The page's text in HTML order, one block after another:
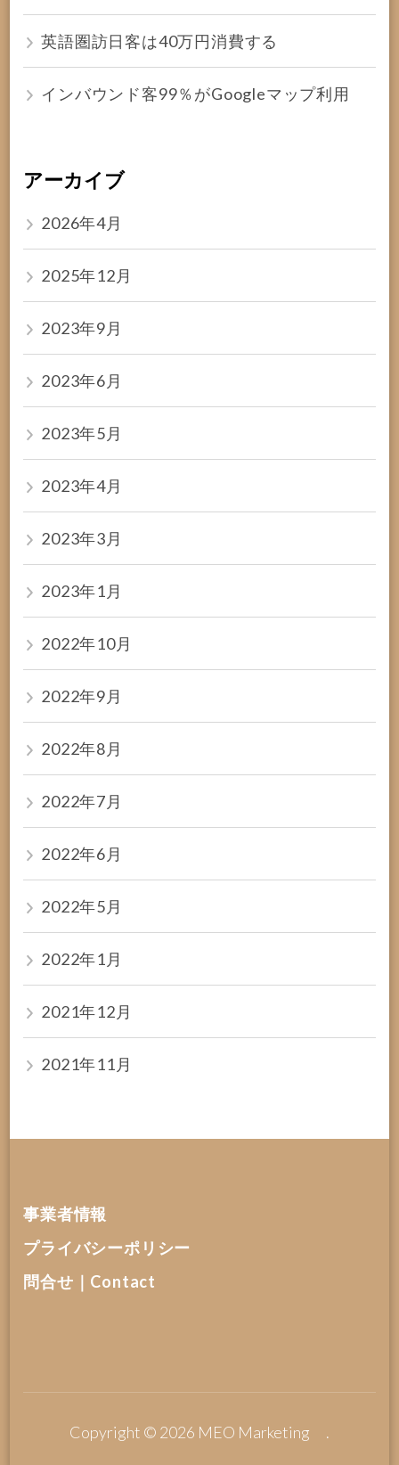
英語圏訪日客は40万円消費する
インバウンド客99％がGoogleマップ利用
アーカイブ
2026年4月
2025年12月
2023年9月
2023年6月
2023年5月
2023年4月
2023年3月
2023年1月
2022年10月
2022年9月
2022年8月
2022年7月
2022年6月
2022年5月
2022年1月
2021年12月
2021年11月
事業者情報
プライバシーポリシー
問合せ｜Contact
Copyright © 2026 MEO Marketing .